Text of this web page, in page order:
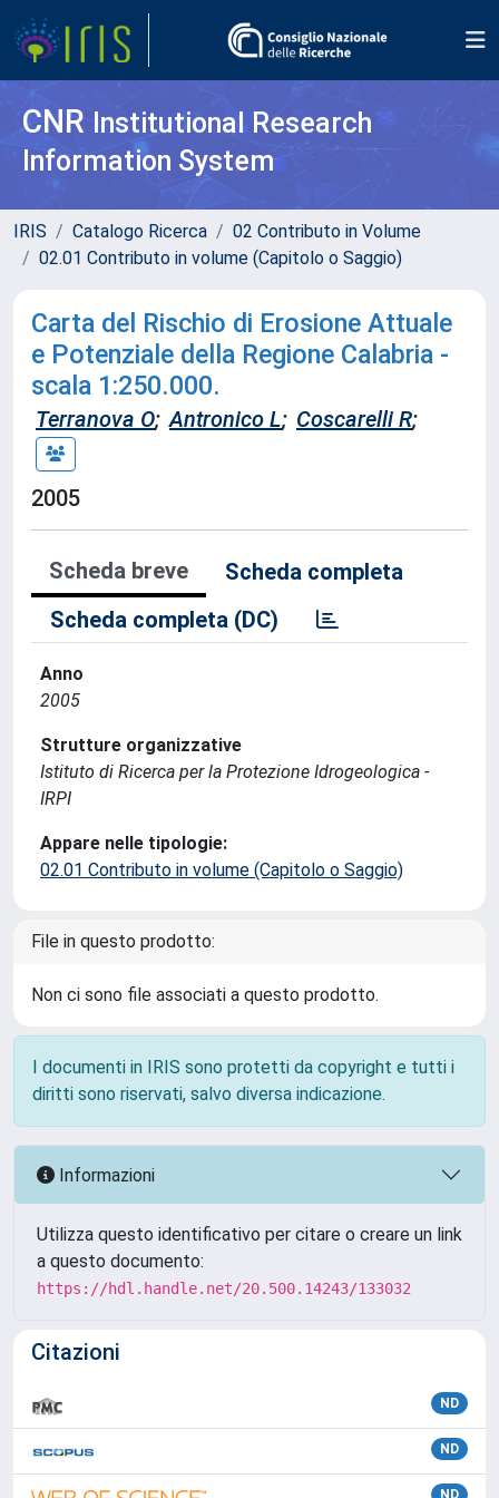
CNR Institutional Research
Information System
IRIS Catalogo Ricerca
02 Contributo in Volume
02.01 Contributo in volume (Capitolo o Saggio)
Carta del Rischio di Erosione Attuale
e Potenziale della Regione Calabria -
scala 1:250.000.
Terranova O; Antronico L; Coscarelli R;
2005
Scheda breve
Scheda completa
Scheda completa (DC)
Anno
2005
Strutture organizzative
Istituto di Ricerca per la Protezione Idrogeologica -
IRPI
Appare nelle tipologie:
02.01 Contributo in volume (Capitolo o Saggio)
File in questo prodotto:
Non ci sono file associati a questo prodotto.
I documenti in IRIS sono protetti da copyright e tutti i
diritti sono riservati, salvo diversa indicazione.
Informazioni
Utilizza questo identificativo per citare o creare un link
a questo documento:
https://hdl.handle.net/20.500.14243/133032
Citazioni
ND
ND
ND